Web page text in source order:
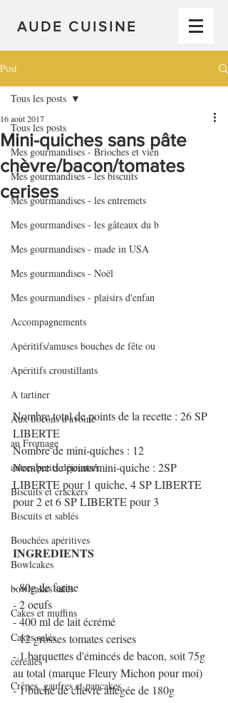
AUDE CUISINE
Post
Tous les posts
Mes gourmandises - Brioches et vien
Mes gourmandises - les biscuits
Mes gourmandises - les entremets
Mes gourmandises - les gâteaux du b
Mes gourmandises - made in USA
Mes gourmandises - Noël
Mes gourmandises - plaisirs d'enfan
Accompagnements
Apéritifs/amuses bouches de fête ou
Apéritifs croustillants
A tartiner
Aux flocons d'avoine
au Fromage
autres petits déjeuners
Biscuits et crackers
Biscuits et sablés
Bouchées apéritives
Bowlcakes
bowlcakes salés
Cakes et muffins
Cakes salés
céréales
Crêpes, gaufres et pancakes
Tous les posts
Mini-quiches sans pâte
chèvre/bacon/tomates
cerises
16 août 2017
Nombre total de points de la recette : 26 SP
LIBERTE
Nombre de mini-quiches : 12
Nombre de points/mini-quiche : 2SP
LIBERTE pour 1 quiche, 4 SP LIBERTE
pour 2 et 6 SP LIBERTE pour 3
INGREDIENTS
- 80g de farine
- 2 oeufs
- 400 ml de lait écrémé
- 12 grosses tomates cerises
- 1 barquettes d'émincés de bacon, soit 75g
au total (marque Fleury Michon pour moi)
- 1 bûche de chèvre allégée de 180g